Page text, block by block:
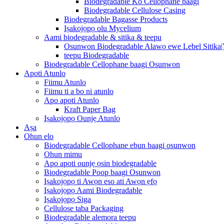
Biodegradable Cellulose Casing
Biodegradable Bagasse Products
Iṣakojọpọ olu Mycelium
Aami biodegradable & sitika & teepu
Osunwon Biodegradable Alawọ ewe Lebel
teepu Biodegradable
Biodegradable Cellophane baagi Osunwon
Apoti Atunlo
Fiimu Atunlo
Fiimu ti a bo ni atunlo
Apo apoti Atunlo
Kraft Paper Bag
Iṣakojọpọ Ounjẹ Atunlo
Aṣa
Ohun elo
Biodegradable Cellophane ebun baagi osunwon
Ohun mimu
Apo apoti ounjẹ ọsin biodegradable
Biodegradable Poop baagi Osunwon
Iṣakojọpọ ti Awọn eso ati Awọn ẹfọ
Iṣakojọpọ Aami Biodegradable
Iṣakojọpọ Siga
Cellulose taba Packaging
Biodegradable alemora teepu